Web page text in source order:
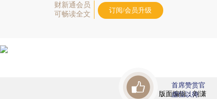
财新通会员
可畅读全文
订阅/会员升级
版面编辑：刘潇
首席赞赏官
虚位以待